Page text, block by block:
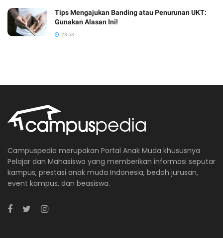
Tips Mengajukan Banding atau Penurunan UKT:
Gunakan Alasan Ini!
23:53
Campuspedia merupakan Portal Anak Muda khususnya
Pelajar dan Mahasiswa yang memberikan informasi seputar
kampus, prestasi anak muda Indonesia, bedah jurusan,
event kampus, dan beasiswa.